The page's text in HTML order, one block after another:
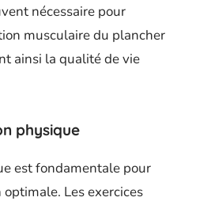
nécessaire pour
musculaire du plancher
ainsi la qualité de vie
physique
est fondamentale pour
Les exercices